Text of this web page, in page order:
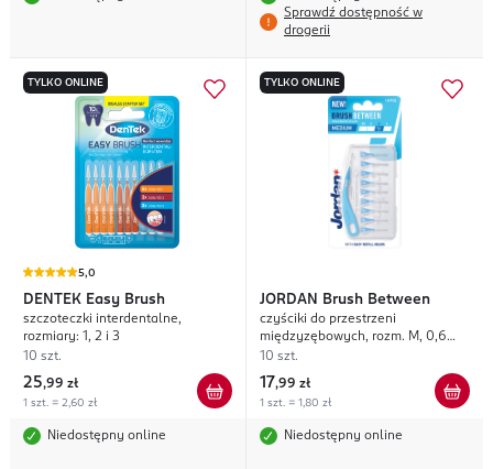
Sprawdź dostępność w
drogerii
TYLKO ONLINE
5,0
DENTEK Easy Brush
szczoteczki interdentalne,
rozmiary: 1, 2 i 3
10 szt.
25,99 zł
1 szt. = 2,60 zł
Niedostępny online
TYLKO ONLINE
JORDAN Brush Between
czyściki do przestrzeni
międzyzębowych, rozm. M, 0,6
mm
10 szt.
17,99 zł
1 szt. = 1,80 zł
Niedostępny online